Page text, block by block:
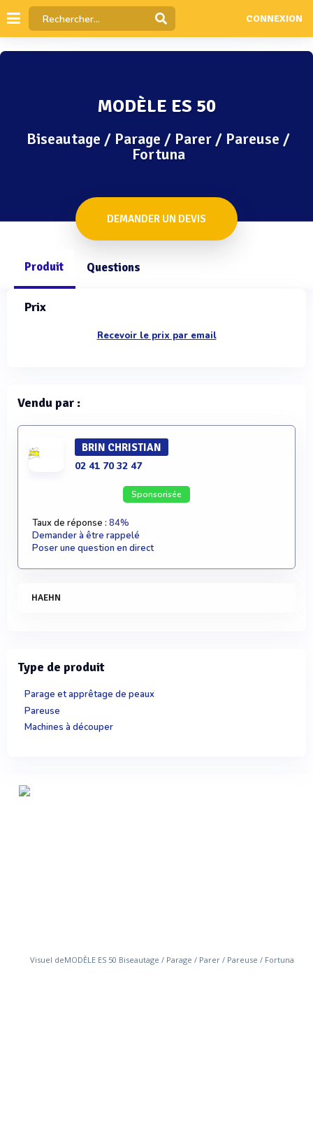
CONNEXION
MODÈLE ES 50
Biseautage / Parage / Parer / Pareuse /
Fortuna
DEMANDER UN DEVIS
Produit Questions
Prix
Recevoir le prix par email
Vendu par :
BRIN CHRISTIAN
02 41 70 32 47
Sponsorisée
Taux de réponse : 84%
Demander à être rappelé
Poser une question en direct
HAEHN
Type de produit
Parage et apprêtage de peaux
Pareuse
Machines à découper